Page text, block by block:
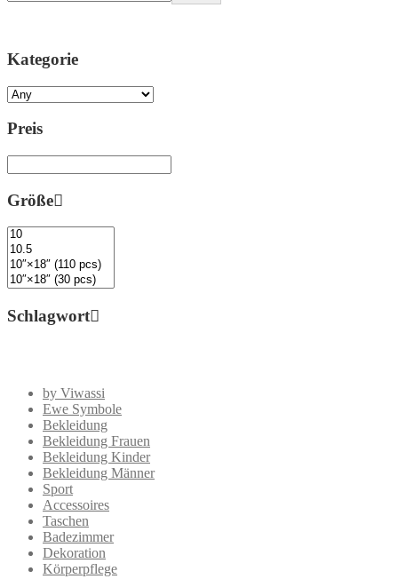
Kategorie
Preis
Größe
Schlagwort
by Viwassi
Ewe Symbole
Bekleidung
Bekleidung Frauen
Bekleidung Kinder
Bekleidung Männer
Sport
Accessoires
Taschen
Badezimmer
Dekoration
Körperpflege